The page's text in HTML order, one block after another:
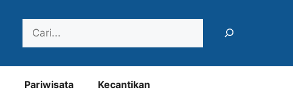
Pariwisata Kecantikan